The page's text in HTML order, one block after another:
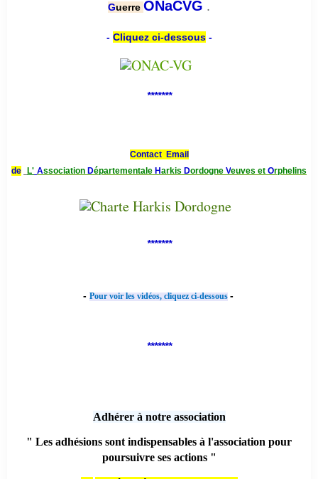
Guerre ONaCVG .
- Cliquez ci-dessous-
*******
Contact Email
de
L' Association Départementale Harkis Dordogne Veuves et Orphelins
*******
- Pour voir les vidéos, cliquez ci-dessous -
*******
Adhérer à notre association
" Les adhésions sont indispensables à l'association pour
poursuivre ses actions "